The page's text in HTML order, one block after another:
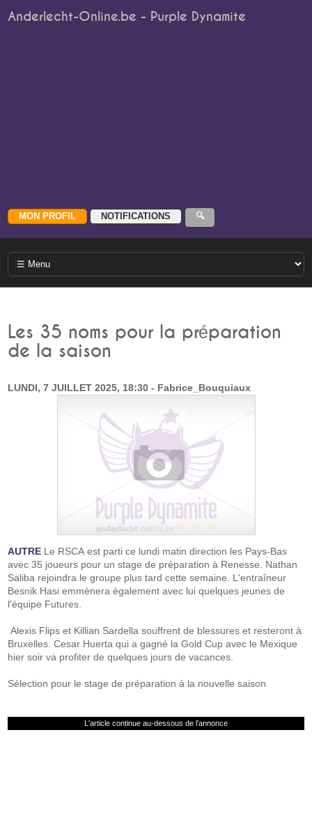
Anderlecht-Online.be - Purple Dynamite
Les 35 noms pour la préparation
de la saison
LUNDI, 7 JUILLET 2025, 18:30 - Fabrice_Bouquiaux
AUTRE Le RSCA est parti ce lundi matin direction les Pays-Bas
avec 35 joueurs pour un stage de préparation à Renesse. Nathan
Saliba rejoindra le groupe plus tard cette semaine. L'entraîneur
Besnik Hasi emmènera également avec lui quelques jeunes de
l'équipe Futures.
Alexis Flips et Killian Sardella souffrent de blessures et resteront à
Bruxelles. Cesar Huerta qui a gagné la Gold Cup avec le Mexique
hier soir va profiter de quelques jours de vacances.
Sélection pour le stage de préparation à la nouvelle saison
L'article continue au-dessous de l'annonce